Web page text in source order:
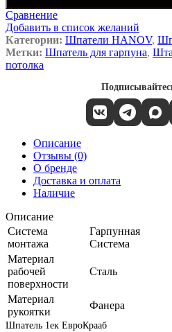
Сравнение
Добавить в список желаний
Категории: Шпатели HANOV,
Метки: Шпатель для гарпуна,
потолка
Описание
Отзывы (0)
О бренде
Доставка и оплата
Наличие
Описание
Система
монтажа
Гарпунная
Система
Материал
рабочей
поверхности
Сталь
Материал
рукоятки
Фанера
Шпатель 1ек ЕвроКрааб